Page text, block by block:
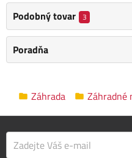
Píla Silky Zubat 330-
Púzdro
Ostré zuby
Pila Silky Zubat 330-
puzdro
Kategória
Podobný tovar 3
Poradňa
Záhrada Záhradné